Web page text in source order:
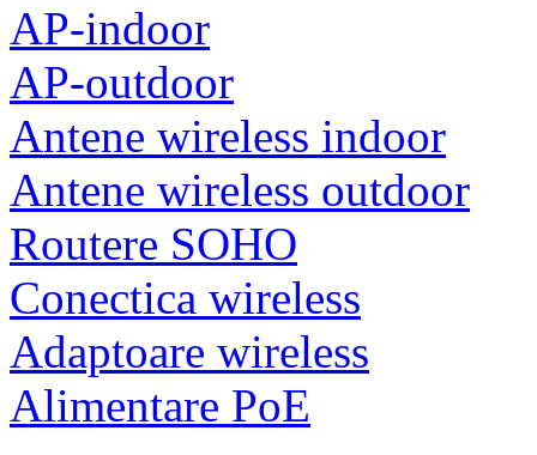
AP-indoor
AP-outdoor
Antene wireless indoor
Antene wireless outdoor
Routere SOHO
Conectica wireless
Adaptoare wireless
Alimentare PoE